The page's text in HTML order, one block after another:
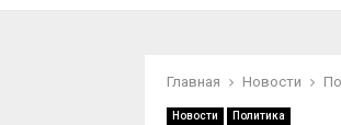
Главная Новости
Новости Политика